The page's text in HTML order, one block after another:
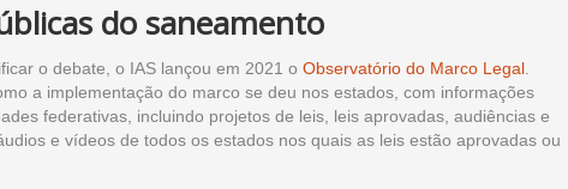
do saneamento
o debate, o IAS lançou em 2021 o Observatório do Marco Legal
a implementação do marco se deu nos estados, com informações
federativas, incluindo projetos de leis, leis aprovadas, audiências e
e vídeos de todos os estados nos quais as leis estão aprovadas ou